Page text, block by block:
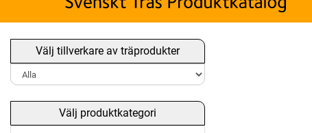
Välj tillverkare av träprodukter
Välj produktkategori